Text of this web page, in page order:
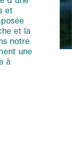
et
et la
notre
une
à